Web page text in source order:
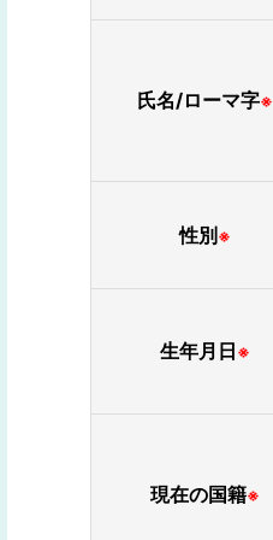
氏名/ローマ字※
性別※
生年月日※
現在の国籍※